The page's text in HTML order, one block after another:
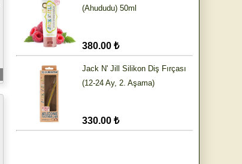
(Ahududu) 50ml
380.00 ₺
Jack N' Jill Silikon Diş Fırçası
(12-24 Ay, 2. Aşama)
330.00 ₺